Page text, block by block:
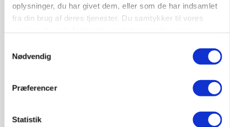
oplysninger, du har givet dem, eller som de har indsamlet
fra din brug af deres tjenester. Du samtykker til vores
Nødvendig
Præferencer
Statistik
Landmænd drukner i papir, mens Mette F.
ignorerer den lovede regelforenkling